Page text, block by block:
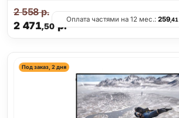
2 471,50 р.
2 558р.
Оплата частями на 12 мес.:259,41
Под заказ, 2 дня